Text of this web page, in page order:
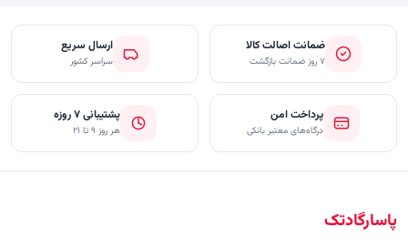
ضمانت اصالت کالا
۷ روز ضمانت بازگشت
ارسال سریع
سراسر کشور
پرداخت امن
درگاه‌های معتبر بانکی
پشتیبانی ۷ روزه
هر روز ۹ تا ۲۱
پاسارگادتک